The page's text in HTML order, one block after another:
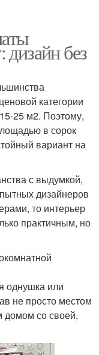
без
категории
25 м2. Поэтому,
в сорок
вариант на
с выдумкой,
дизайнеров
то интерьер
практичным, но
однушка или
не просто местом
со своей,